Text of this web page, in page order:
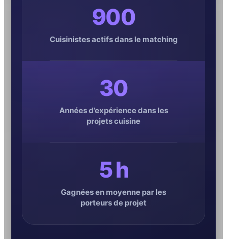
900
Cuisinistes actifs dans le matching
30
Années d’expérience dans les
projets cuisine
5 h
Gagnées en moyenne par les
porteurs de projet